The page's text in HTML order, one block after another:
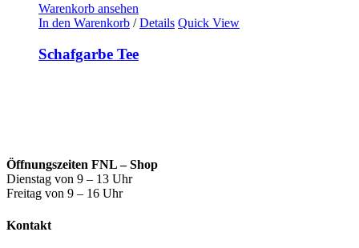
Warenkorb ansehen
In den Warenkorb / Details Quick View
Schafgarbe Tee
Öffnungszeiten FNL – Shop
Dienstag von 9 – 13 Uhr
Freitag von 9 – 16 Uhr
Kontakt